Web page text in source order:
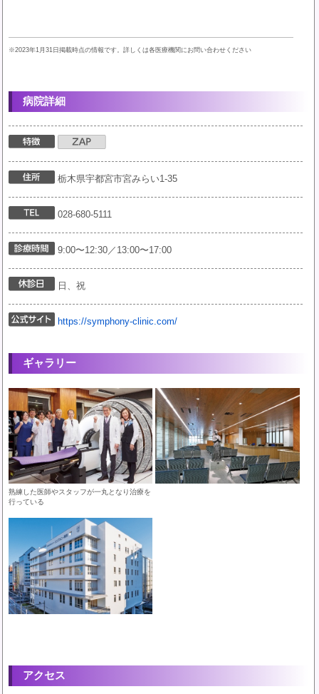
※2023年1月31日掲載時点の情報です。詳しくは各医療機関にお問い合わせください
病院詳細
栃木県宇都宮市宮みらい1-35
028-680-5111
9:00〜12:30／13:00〜17:00
日、祝
https://symphony-clinic.com/
ギャラリー
熟練した医師やスタッフが一丸となり治療を
行っている
アクセス